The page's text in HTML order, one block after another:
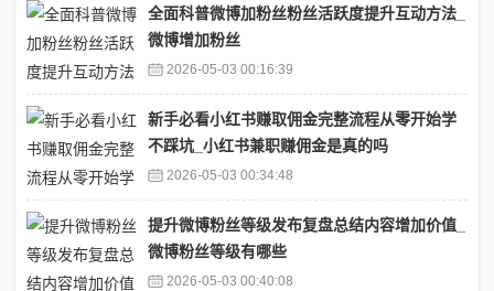
全面科普微博加粉丝粉丝活跃度提升互动方法_
微博增加粉丝
2026-05-03 00:16:39
新手必看小红书赚取佣金完整流程从零开始学
不踩坑_小红书兼职赚佣金是真的吗
2026-05-03 00:34:48
提升微博粉丝等级发布复盘总结内容增加价值_
微博粉丝等级有哪些
2026-05-03 00:40:08